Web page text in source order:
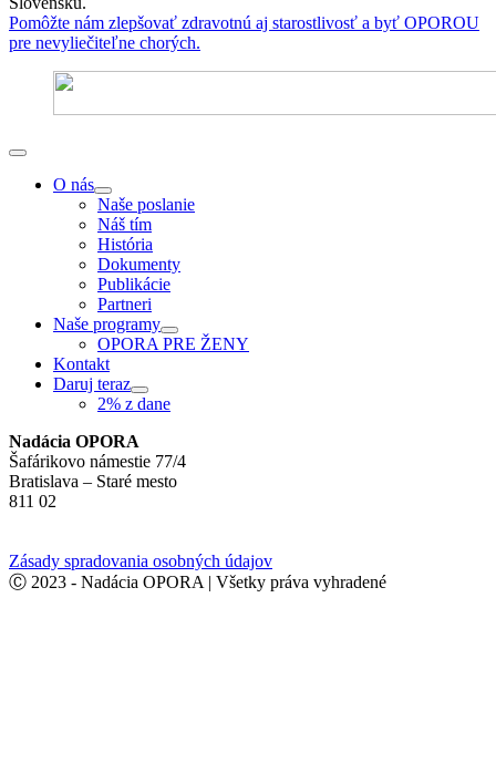
Pomôžte nám zlepšovať zdravotnú aj starostlivosť a byť OPOROU
pre nevyliečiteľne chorých.
O nás
Naše poslanie
Náš tím
História
Dokumenty
Publikácie
Partneri
Naše programy
OPORA PRE ŽENY
Kontakt
Daruj teraz
2% z dane
Nadácia OPORA
Šafárikovo námestie 77/4
Bratislava – Staré mesto
811 02
Zásady spradovania osobných údajov
Ⓒ 2023 - Nadácia OPORA | Všetky práva vyhradené